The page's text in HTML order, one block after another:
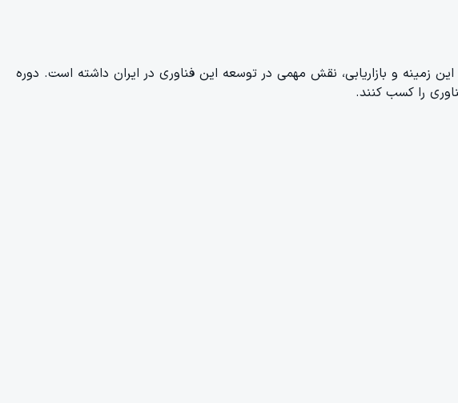
زمینه و بازاریابی، نقش مهمی در توسعه این فناوری در ایران داشته است. دوره
را کسب کنند.